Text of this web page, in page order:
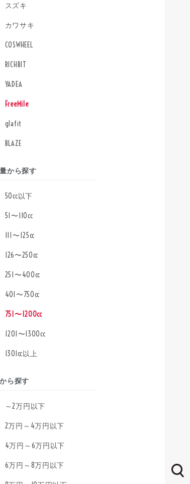
スズキ
カワサキ
COSWHEEL
RICHBIT
YADEA
FreeMile
glafit
BLAZE
から探す
50cc以下
51〜110cc
111〜125cc
126〜250cc
251〜400cc
401〜750cc
751〜1200cc
1201〜1300cc
1301cc以上
ら探す
～2万円以下
2万円～4万円以下
4万円～6万円以下
6万円～8万円以下